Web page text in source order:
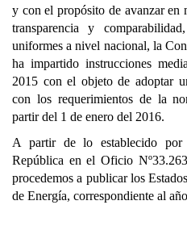
y con el propósito de avanzar en
transparencia y
uniformes a nivel nacional, la
ha impartido instrucciones
2015 con el objeto de adoptar
con los requerimientos de la
partir del 1 de enero del 2016.
A partir de lo establecido
República en el Oficio
procedemos a publicar los
de Energía, correspondiente al